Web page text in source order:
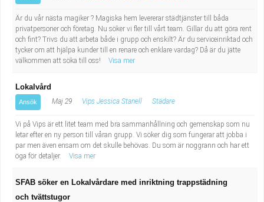
Är du vår nästa magiker ? Magiska hem levererar städtjänster till båda
privatpersoner och företag. Nu söker vi fler till vårt team. Gillar du att göra rent
och fint? Trivs du att arbeta både i grupp och enskilt? Är du serviceinriktad och
tycker om att hjälpa kunder till en renare och enklare vardag? Då är du jätte
välkommen att söka till oss!
Visa mer
Lokalvård
Ansök Maj 29 Vips Jessica Stanell Städare
Vi på Vips är ett litet team med bra sammanhållning och gemenskap som nu
letar efter en ny person till våran grupp. Vi söker dig som fungerar att jobba i
par men även ensam om det skulle behövas. Du som är noggrann och har ett
öga för detaljer.
Visa mer
SFAB söker en Lokalvårdare med inriktning trappstädning
och tvättstugor